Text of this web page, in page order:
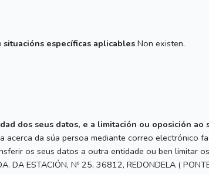
específicas aplicables Non existen.
dos seus datos, e a limitación ou oposición ao
da súa persoa mediante correo electrónico
os seus datos a outra entidade ou ben limitar
ESTACIÓN, Nº 25, 36812, REDONDELA (